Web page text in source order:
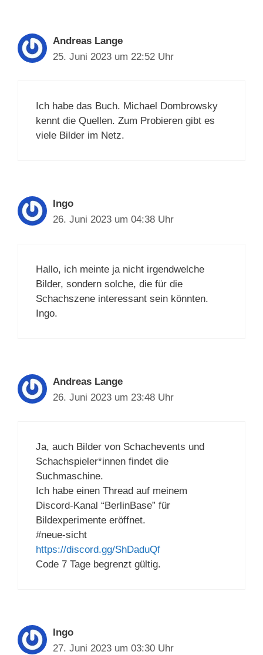
Andreas Lange
25. Juni 2023 um 22:52 Uhr
Ich habe das Buch. Michael Dombrowsky
kennt die Quellen. Zum Probieren gibt es
viele Bilder im Netz.
Ingo
26. Juni 2023 um 04:38 Uhr
Hallo, ich meinte ja nicht irgendwelche
Bilder, sondern solche, die für die
Schachszene interessant sein könnten.
Ingo.
Andreas Lange
26. Juni 2023 um 23:48 Uhr
Ja, auch Bilder von Schachevents und
Schachspieler*innen findet die
Suchmaschine.
Ich habe einen Thread auf meinem
Discord-Kanal “BerlinBase” für
Bildexperimente eröffnet.
#neue-sicht
https://discord.gg/ShDaduQf
Code 7 Tage begrenzt gültig.
Ingo
27. Juni 2023 um 03:30 Uhr